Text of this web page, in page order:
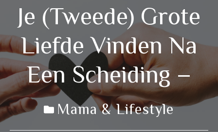
Je (tweede) Grote
Liefde Vinden Na
Een Scheiding –
Mama & Lifestyle